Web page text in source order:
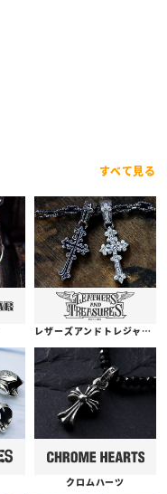
すべて見る
レザーズアンドトレジャーズ
クロムハーツ